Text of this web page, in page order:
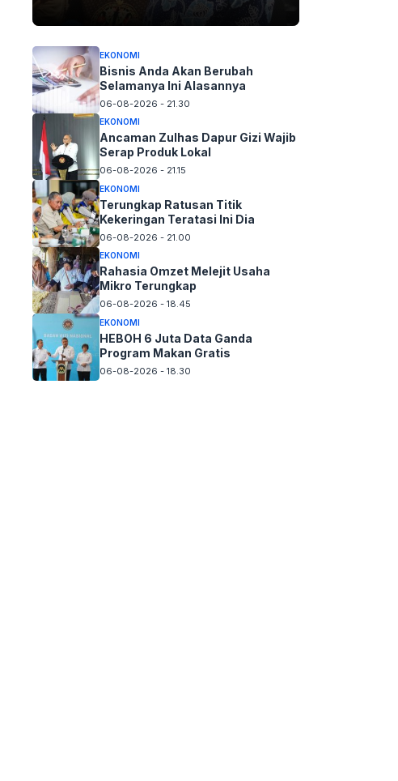
EKONOMI
Bisnis Anda Akan Berubah
Selamanya Ini Alasannya
06-08-2026 - 21.30
EKONOMI
Ancaman Zulhas Dapur Gizi Wajib
Serap Produk Lokal
06-08-2026 - 21.15
EKONOMI
Terungkap Ratusan Titik
Kekeringan Teratasi Ini Dia
06-08-2026 - 21.00
EKONOMI
Rahasia Omzet Melejit Usaha
Mikro Terungkap
06-08-2026 - 18.45
EKONOMI
HEBOH 6 Juta Data Ganda
Program Makan Gratis
06-08-2026 - 18.30